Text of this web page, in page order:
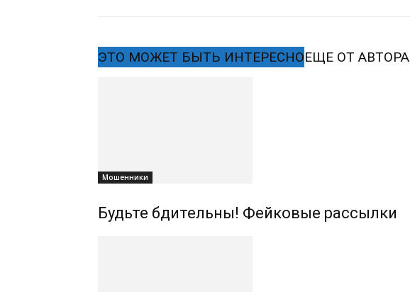
ЭТО МОЖЕТ БЫТЬ ИНТЕРЕСНОЕЩЕ ОТ АВТОРА
Мошенники
Будьте бдительны! Фейковые рассылки